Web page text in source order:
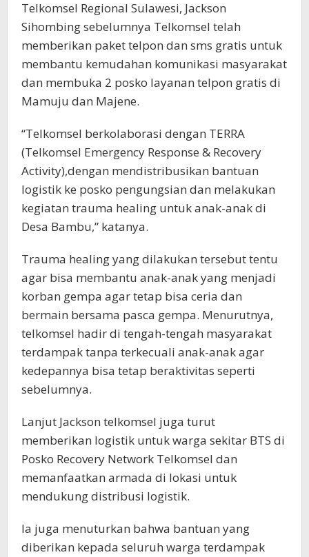
Telkomsel Regional Sulawesi, Jackson
Sihombing sebelumnya Telkomsel telah
memberikan paket telpon dan sms gratis untuk
membantu kemudahan komunikasi masyarakat
dan membuka 2 posko layanan telpon gratis di
Mamuju dan Majene.
“Telkomsel berkolaborasi dengan TERRA
(Telkomsel Emergency Response & Recovery
Activity),dengan mendistribusikan bantuan
logistik ke posko pengungsian dan melakukan
kegiatan trauma healing untuk anak-anak di
Desa Bambu,” katanya.
Trauma healing yang dilakukan tersebut tentu
agar bisa membantu anak-anak yang menjadi
korban gempa agar tetap bisa ceria dan
bermain bersama pasca gempa. Menurutnya,
telkomsel hadir di tengah-tengah masyarakat
terdampak tanpa terkecuali anak-anak agar
kedepannya bisa tetap beraktivitas seperti
sebelumnya.
Lanjut Jackson telkomsel juga turut
memberikan logistik untuk warga sekitar BTS di
Posko Recovery Network Telkomsel dan
memanfaatkan armada di lokasi untuk
mendukung distribusi logistik.
Ia juga menuturkan bahwa bantuan yang
diberikan kepada seluruh warga terdampak